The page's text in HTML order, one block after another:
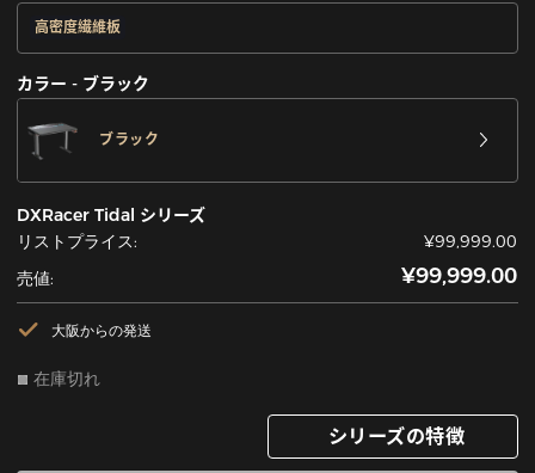
高密度繊維板
カラー - ブラック
ブラック
DXRacer Tidal シリーズ
リストプライス:
¥99,999.00
売値:
¥99,999.00
大阪からの発送
在庫切れ
シリーズの特徴